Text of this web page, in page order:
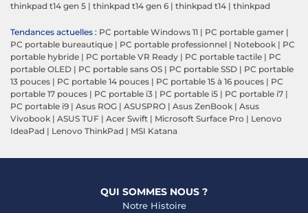
thinkpad t14 gen 5 | thinkpad t14 gen 6 | thinkpad t14 | thinkpad
Tendances actuelles : PC portable Windows 11 | PC portable gamer |
PC portable bureautique | PC portable professionnel | Notebook | PC
portable hybride | PC portable VR Ready | PC portable tactile | PC
portable OLED | PC portable sans OS | PC portable SSD | PC portable
13 pouces | PC portable 14 pouces | PC portable 15 à 16 pouces | PC
portable 17 pouces | PC portable i3 | PC portable i5 | PC portable i7 |
PC portable i9 | Asus ROG | ASUSPRO | Asus ZenBook | Asus
Vivobook | ASUS TUF | Acer Swift | Microsoft Surface Pro | Lenovo
IdeaPad | Lenovo ThinkPad | MSI Katana
QUI SOMMES NOUS ?
Notre Histoire